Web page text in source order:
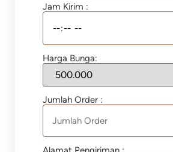
Jam Kirim :
Harga Bunga:
Jumlah Order :